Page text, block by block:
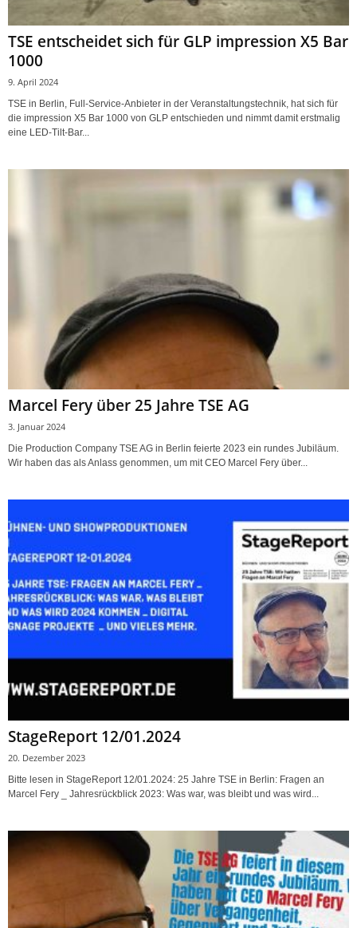
TSE entscheidet sich für GLP impression X5 Bar
1000
9. April 2024
TSE in Berlin, Full-Service-Anbieter in der Veranstaltungstechnik, hat sich für
die impression X5 Bar 1000 von GLP entschieden und nimmt damit erstmalig
eine LED-Tilt-Bar...
Marcel Fery über 25 Jahre TSE AG
3. Januar 2024
Die Production Company TSE AG in Berlin feierte 2023 ein rundes Jubiläum.
Wir haben das als Anlass genommen, um mit CEO Marcel Fery über...
StageReport 12/01.2024
20. Dezember 2023
Bitte lesen in StageReport 12/01.2024: 25 Jahre TSE in Berlin: Fragen an
Marcel Fery _ Jahresrückblick 2023: Was war, was bleibt und was wird...